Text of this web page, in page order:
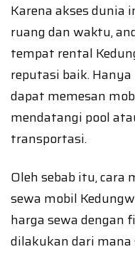
Karena akses
ruang dan waktu,
tempat rental
reputasi baik.
dapat memesan
mendatangi pool
transportasi.
Oleh sebab itu,
sewa mobil
harga sewa
dilakukan dari mana